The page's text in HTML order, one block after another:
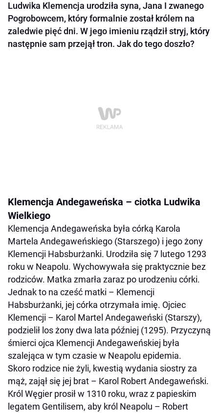
Ludwika Klemencja urodziła syna, Jana I zwanego
Pogrobowcem, który formalnie został królem na
zaledwie pięć dni. W jego imieniu rządził stryj, który
następnie sam przejął tron. Jak do tego doszło?
Klemencja Andegaweńska – ciotka Ludwika
Wielkiego
Klemencja Andegaweńska była córką Karola
Martela Andegaweńskiego (Starszego) i jego żony
Klemencji Habsburżanki. Urodziła się 7 lutego 1293
roku w Neapolu. Wychowywała się praktycznie bez
rodziców. Matka zmarła zaraz po urodzeniu córki.
Jednak to na cześć matki – Klemencji
Habsburżanki, jej córka otrzymała imię. Ojciec
Klemencji – Karol Martel Andegaweński (Starszy),
podzielił los żony dwa lata później (1295). Przyczyną
śmierci ojca Klemencji Andegaweńskiej była
szalejąca w tym czasie w Neapolu epidemia.
Skoro rodzice nie żyli, kwestią wydania siostry za
mąż, zajął się jej brat – Karol Robert Andegaweński.
Król Węgier prosił w 1310 roku, wraz z papieskim
legatem Gentilisem, aby król Neapolu – Robert